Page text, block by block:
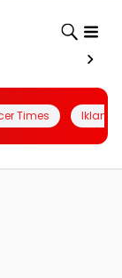
Times Iklanin